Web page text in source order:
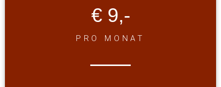
€ 9,-
PRO MONAT